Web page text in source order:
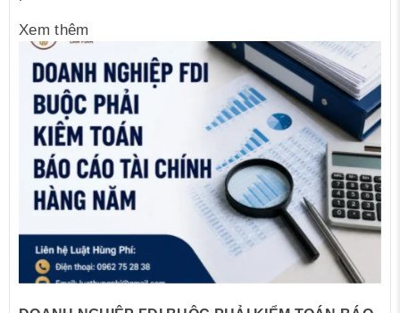
Xem thêm